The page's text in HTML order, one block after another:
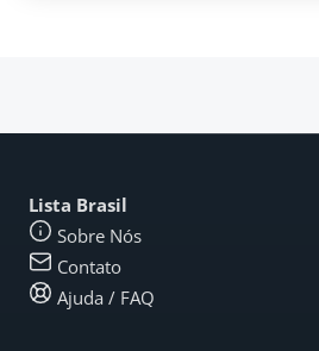
Lista Brasil
Sobre Nós
Contato
Ajuda / FAQ